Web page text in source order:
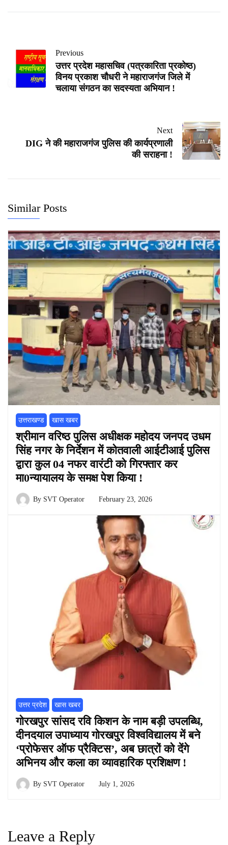
Previous
उत्तर प्रदेश महासचिव (पत्रकारिता प्रकोष्ठ)
विनय प्रकाश चौधरी ने महाराजगंज जिले में
चलाया संगठन का सदस्यता अभियान !
Next
DIG ने की महाराजगंज पुलिस की कार्यप्रणाली
की सराहना !
Similar Posts
उत्तराखण्ड खास खबर
श्रीमान वरिष्ठ पुलिस अधीक्षक महोदय जनपद उधम
सिंह नगर के निर्देशन में कोतवाली आईटीआई पुलिस
द्वारा कुल 04 नफर वारंटी को गिरफ्तार कर
मा0न्यायालय के समक्ष पेश किया !
By SVT Operator February 23, 2026
उत्तर प्रदेश खास खबर
गोरखपुर सांसद रवि किशन के नाम बड़ी उपलब्धि,
दीनदयाल उपाध्याय गोरखपुर विश्वविद्यालय में बने
‘प्रोफेसर ऑफ प्रैक्टिस’, अब छात्रों को देंगे
अभिनय और कला का व्यावहारिक प्रशिक्षण !
By SVT Operator July 1, 2026
Leave a Reply